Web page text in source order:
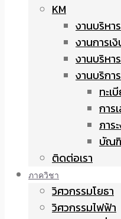
KM
งานบริหา
งานการเ
งานบริหา
งานบริกา
ทะเ
การ
ภาร
บัณ
ติดต่อเรา
ภาควิชา
วิศวกรรมโยธา
วิศวกรรมไฟฟ้า